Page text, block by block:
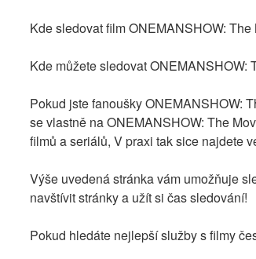
Kde sledovat film ONEMANSHOW:
Kde můžete sledovat ONEMANSHOW:
Pokud jste fanoušky ONEMANSHOW:
se vlastně na ONEMANSHOW: The
filmů a seriálů, V praxi tak sice najdete
Výše uvedená stránka vám umožňuje
navštívit stránky a užít si čas sledování!
Pokud hledáte nejlepší služby s filmy